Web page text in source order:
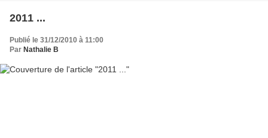
2011 ...
Publié le 31/12/2010 à 11:00
Par Nathalie B